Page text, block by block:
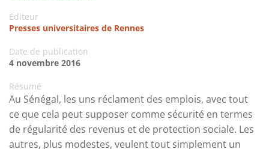
Editeur
Presses universitaires de Rennes
Date de publication
4 novembre 2016
Résumé
Au Sénégal, les uns réclament des emplois, avec tout
ce que cela peut supposer comme sécurité en termes
de régularité des revenus et de protection sociale. Les
autres, plus modestes, veulent tout simplement un